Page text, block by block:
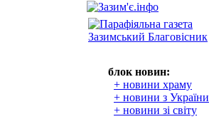
блок новин:
+ новини храму
+ новини з України
+ новини зі світу